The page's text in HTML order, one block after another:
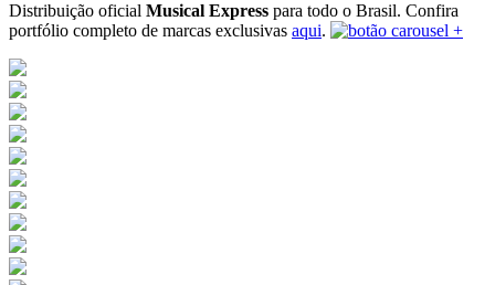
Distribuição oficial Musical Express para todo o Brasil. Confira
portfólio completo de marcas exclusivas aqui.